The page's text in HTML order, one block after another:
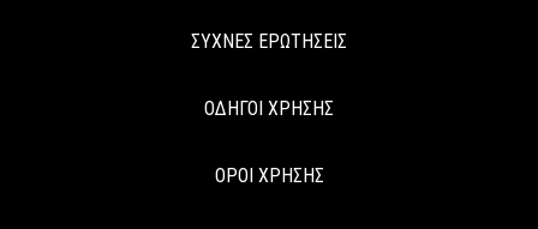
ΣΥΧΝΕΣ ΕΡΩΤΗΣΕΙΣ
ΟΔΗΓΟΙ ΧΡΗΣΗΣ
ΟΡΟΙ ΧΡΗΣΗΣ